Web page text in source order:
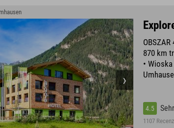
870 km
•
4.5
1107